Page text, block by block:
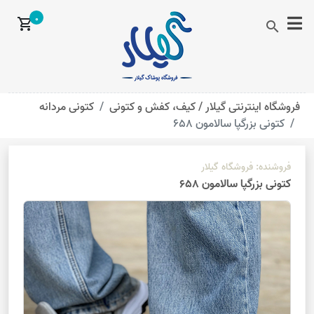
search
shopping_cart0
فروشگاه اینترنتی گیلار /کیف، کفش و کتونی
کتونی مردانه
کتونی بزرگپا سالامون 658
فروشنده: فروشگاه گیلار
کتونی بزرگپا سالامون 658